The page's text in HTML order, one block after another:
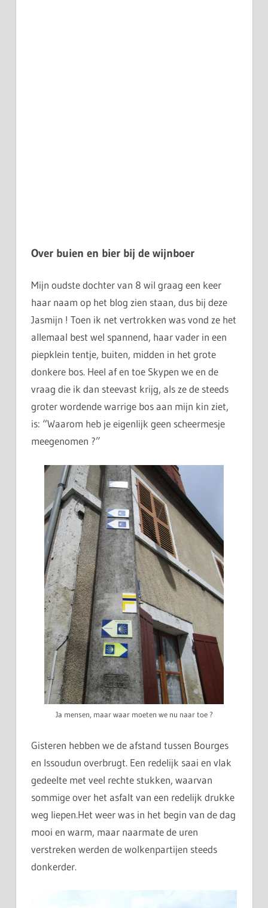
Over buien en bier bij de wijnboer
Mijn oudste dochter van 8 wil graag een keer
haar naam op het blog zien staan, dus bij deze
Jasmijn ! Toen ik net vertrokken was vond ze het
allemaal best wel spannend, haar vader in een
piepklein tentje, buiten, midden in het grote
donkere bos. Heel af en toe Skypen we en de
vraag die ik dan steevast krijg, als ze de steeds
groter wordende warrige bos aan mijn kin ziet,
is: “Waarom heb je eigenlijk geen scheermesje
meegenomen ?”
Ja mensen, maar waar moeten we nu naar toe ?
Gisteren hebben we de afstand tussen Bourges
en Issoudun overbrugt. Een redelijk saai en vlak
gedeelte met veel rechte stukken, waarvan
sommige over het asfalt van een redelijk drukke
weg liepen.Het weer was in het begin van de dag
mooi en warm, maar naarmate de uren
verstreken werden de wolkenpartijen steeds
donkerder.